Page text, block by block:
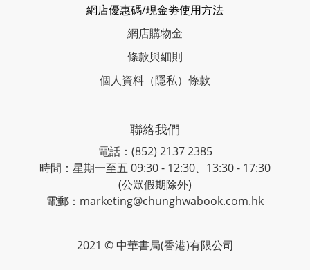
網店優惠碼/現金劵使用方法
網店購物金
條款與細則
個人資料（隱私）條款
聯絡我們
電話：(852) 2137 2385
時間：星期一至五 09:30 - 12:30、13:30 - 17:30
(公眾假期除外)
電郵：marketing@chunghwabook.com.hk
2021 © 中華書局(香港)有限公司